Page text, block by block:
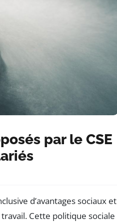
par le CSE
d’avantages sociaux et
Cette politique sociale